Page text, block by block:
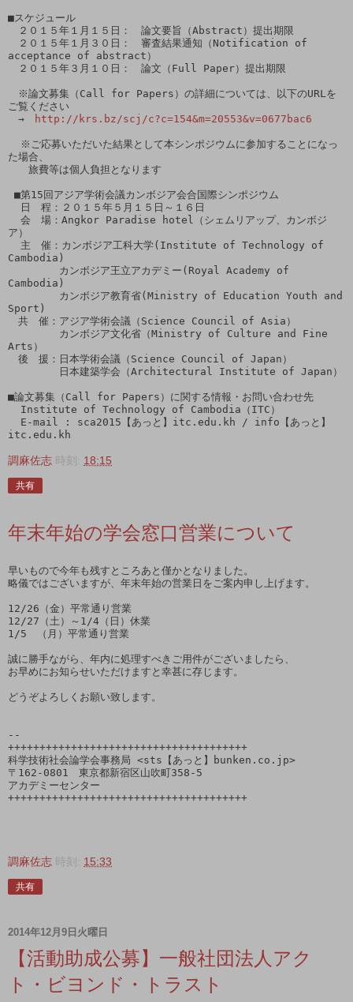
■スケジュール
２０１５年１月１５日：　論文要旨（Abstract）提出期限
２０１５年１月３０日：　審査結果通知（Notification of
acceptance of abstract）
２０１５年３月１０日：　論文（Full Paper）提出期限
※論文募集（Call for Papers）の詳細については、以下のURLを
ご覧ください
→
http://krs.bz/scj/c?c=154&m=20553&v=0677bac6
た場合、
旅費等は個人負担となります
ア）
Cambodia)
カンボジア王立アカデミー(Royal Academy of
Cambodia)
カンボジア教育省(Ministry of Education Youth and
Sport)
共　催：アジア学術会議（Science Council of Asia）
カンボジア文化省（Ministry of Culture and Fine
Arts）
後　援：日本学術会議（Science Council of Japan）
日本建築学会（Architectural Institute of Japan）
■論文募集（Call for Papers）に関する情報・お問い合わせ先
調麻佐志 時刻: 18:15
共有
年末年始の学会窓口営業について
早いもので今年も残すところあと僅かとなりました。
略儀ではございますが、年末年始の営業日をご案内申し上げます。
12/26（金）平常通り営業
12/27（土）～1/4（日）休業
1/5　（月）平常通り営業
誠に勝手ながら、年内に処理すべきご用件がございましたら、
お早めにお知らせいただけますと幸甚に存じます。
どうぞよろしくお願い致します。
--
++++++++++++++++++++++++++++++++++++++
科学技術社会論学会事務局 <sts【あっと】bunken.co.jp>
〒162-0801　東京都新宿区山吹町358-5
アカデミーセンター
++++++++++++++++++++++++++++++++++++++
調麻佐志 時刻: 15:33
共有
2014年12月9日火曜日
【活動助成公募】一般社団法人アク
ト・ビヨンド・トラスト